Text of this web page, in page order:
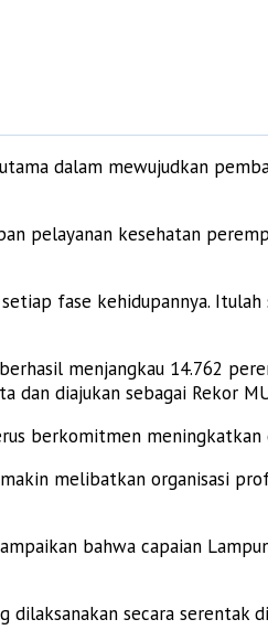
dalam mewujudkan
pelayanan kesehatan
fase kehidupannya.
menjangkau 14.762
dan diajukan sebagai Rekor
berkomitmen meningkatkan
melibatkan organisasi
bahwa capaian
dilaksanakan secara